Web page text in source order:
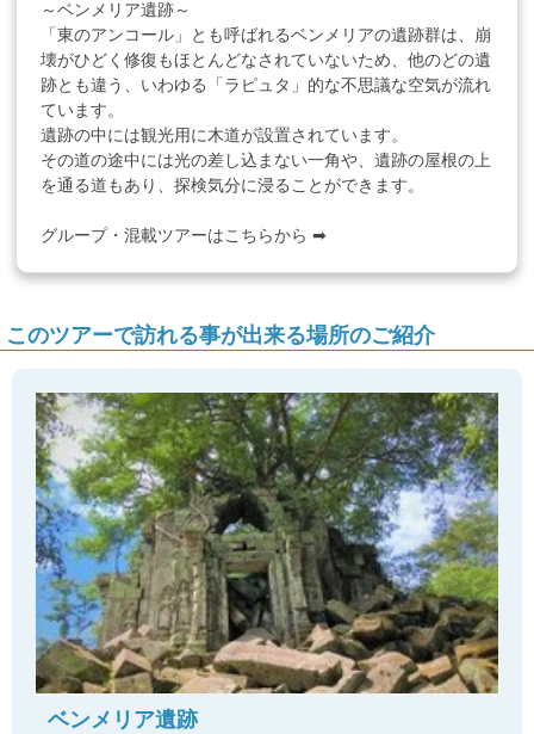
～ベンメリア遺跡～
「東のアンコール」とも呼ばれるベンメリアの遺跡群は、崩
壊がひどく修復もほとんどなされていないため、他のどの遺
跡とも違う、いわゆる「ラピュタ」的な不思議な空気が流れ
ています。
遺跡の中には観光用に木道が設置されています。
その道の途中には光の差し込まない一角や、遺跡の屋根の上
を通る道もあり、探検気分に浸ることができます。
グループ・混載ツアーはこちらから ➡
このツアーで訪れる事が出来る場所のご紹介
ベンメリア遺跡